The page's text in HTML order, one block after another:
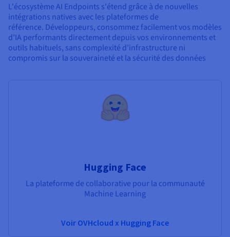
L'écosystème AI Endpoints s'étend grâce à de nouvelles
intégrations natives avec les plateformes de
référence. Développeurs, consommez facilement vos modèles
d’IA performants directement depuis vos environnements et
outils habituels, sans complexité d’infrastructure ni
compromis sur la souveraineté et la sécurité des données
Hugging Face
La plateforme de collaborative pour la communauté
Machine Learning
Voir OVHcloud x Hugging Face